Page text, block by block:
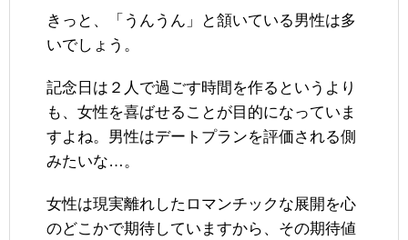
きっと、「うんうん」と頷いている男性は多
いでしょう。
記念日は２人で過ごす時間を作るというより
も、女性を喜ばせることが目的になっていま
すよね。男性はデートプランを評価される側
みたいな…。
女性は現実離れしたロマンチックな展開を心
のどこかで期待していますから、その期待値